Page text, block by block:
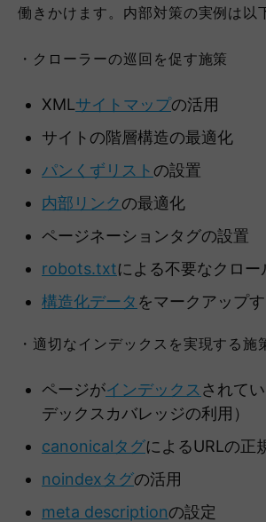
働きかけます。内部対策の実例は以
・クローラーの巡回を促す施策
XMLサイトマップの活用
サイトの階層構造の最適化
パンくずリスト の設置
内部リンクの最適化
ページネーションタグの設置
robots.txtによる不要なクロー
構造化データ をマークアップ
・適切なインデックスを実現する施
ページがインデックス されて
デックスカバレッジの利用）
canonicalタグによるURLの正
noindexタグの活用
meta descriptionの設定